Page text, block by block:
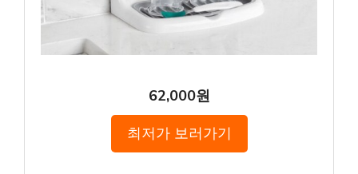
62,000원
최저가 보러가기